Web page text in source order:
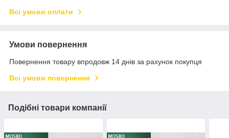
Всі умови оплати
Умови повернення
Повернення товару впродовж 14 днів за рахунок покупця
Всі умови повернення
Подібні товари компанії